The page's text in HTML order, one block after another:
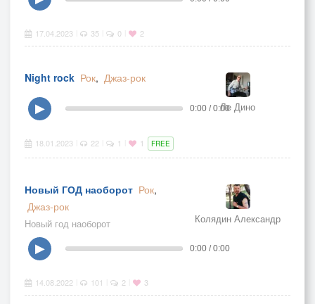
17.04.2023 35 0 2
Night rock Рок, Джаз-рок
Ле Дино
▶ 0:00 / 0:00
18.01.2023 22 1 1 FREE
Новый ГОД наоборот Рок,
Джаз-рок
Новый год наоборот Колядин Александр
▶ 0:00 / 0:00
14.08.2022 101 2 3